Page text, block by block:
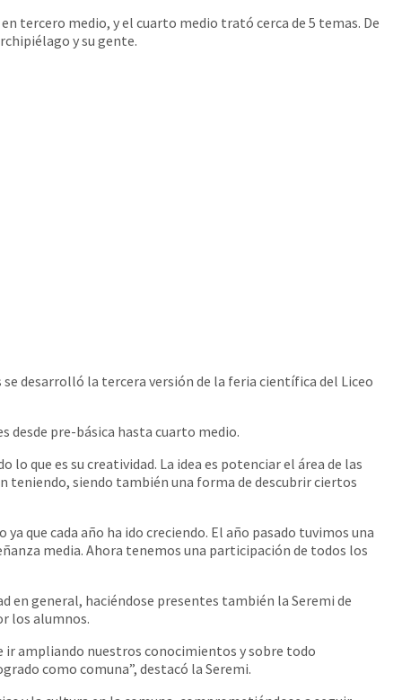
tercero medio, y el cuarto medio trató cerca de 5 temas. De
y su gente.
desarrolló la tercera versión de la feria científica del Liceo
desde pre-básica hasta cuarto medio.
que es su creatividad. La idea es potenciar el área de las
teniendo, siendo también una forma de descubrir ciertos
que cada año ha ido creciendo. El año pasado tuvimos una
media. Ahora tenemos una participación de todos los
en general, haciéndose presentes también la Seremi de
los alumnos.
ir ampliando nuestros conocimientos y sobre todo
como comuna”, destacó la Seremi.